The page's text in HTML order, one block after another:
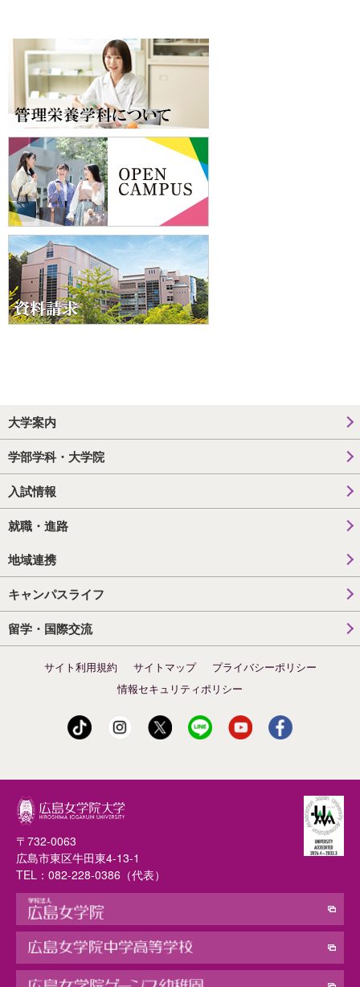
大学案内
学部学科・大学院
入試情報
就職・進路
地域連携
キャンパスライフ
留学・国際交流
サイト利用規約 サイトマップ
プライバシーポリシー
情報セキュリティポリシー
〒732-0063
広島市東区牛田東4-13-1
TEL： 082-228-0386 （代表）